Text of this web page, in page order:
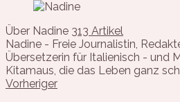
Über Nadine 313 Artikel
Nadine - Freie Journalistin,
Übersetzerin für Italienisch - und
Kitamaus, die das Leben ganz
Vorheriger